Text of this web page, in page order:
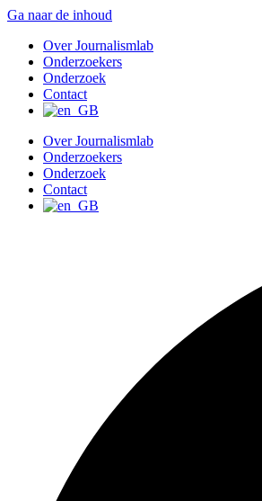
Ga naar de inhoud
Over Journalismlab
Onderzoekers
Onderzoek
Contact
Over Journalismlab
Onderzoekers
Onderzoek
Contact